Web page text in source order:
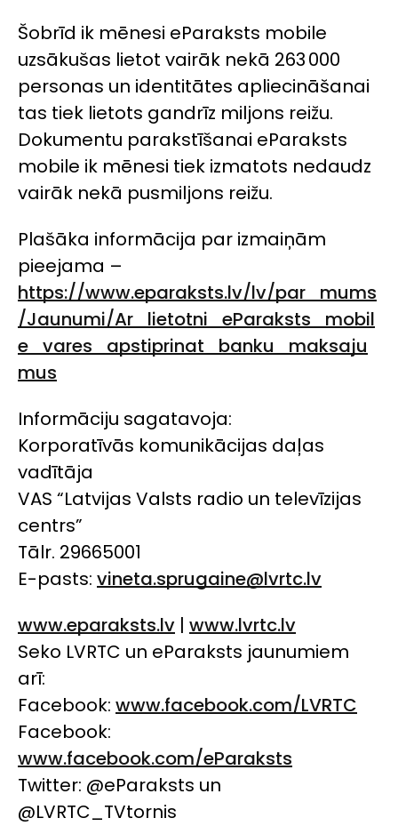
Šobrīd ik mēnesi eParaksts mobile
uzsākušas lietot vairāk nekā 263 000
personas un identitātes apliecināšanai
tas tiek lietots gandrīz miljons reižu.
Dokumentu parakstīšanai eParaksts
mobile ik mēnesi tiek izmatots nedaudz
vairāk nekā pusmiljons reižu.
Plašāka informācija par izmaiņām
pieejama –
https://www.eparaksts.lv/lv/par_mums
/Jaunumi/Ar_lietotni_eParaksts_mobil
e_vares_apstiprinat_banku_maksaju
mus
Informāciju sagatavoja:
Korporatīvās komunikācijas daļas
vadītāja
VAS “Latvijas Valsts radio un televīzijas
centrs”
Tālr. 29665001
E-pasts: vineta.sprugaine@lvrtc.lv
www.eparaksts.lv | www.lvrtc.lv
Seko LVRTC un eParaksts jaunumiem
arī:
Facebook: www.facebook.com/LVRTC
Facebook:
www.facebook.com/eParaksts
Twitter: @eParaksts un
@LVRTC_TVtornis